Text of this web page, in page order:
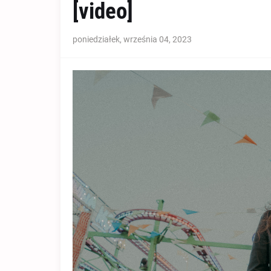
[video]
poniedziałek, września 04, 2023